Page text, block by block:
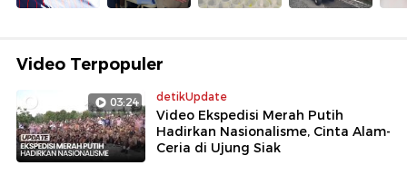
Video Terpopuler
03:24 detikUpdate
Video Ekspedisi Merah Putih
Hadirkan Nasionalisme, Cinta Alam-
Ceria di Ujung Siak